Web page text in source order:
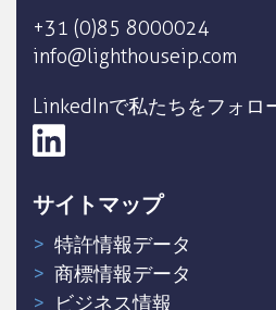
+31 (0)85 8000024
info@lighthouseip.com
LinkedInで私たちをフォロ
サイトマップ
特許情報データ
商標情報データ
ビジネス情報